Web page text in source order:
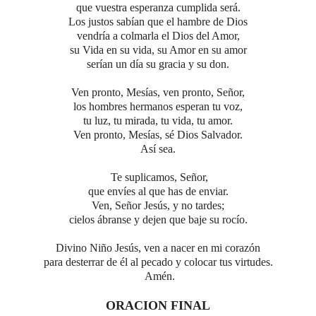
que vuestra esperanza cumplida será.
Los justos sabían que el hambre de Dios
vendría a colmarla el Dios del Amor,
su Vida en su vida, su Amor en su amor
serían un día su gracia y su don.
Ven pronto, Mesías, ven pronto, Señor,
los hombres hermanos esperan tu voz,
tu luz, tu mirada, tu vida, tu amor.
Ven pronto, Mesías, sé Dios Salvador.
Así sea.
Te suplicamos, Señor,
que envíes al que has de enviar.
Ven, Señor Jesús, y no tardes;
cielos ábranse y dejen que baje su rocío.
Divino Niño Jesús, ven a nacer en mi corazón
para desterrar de él al pecado y colocar tus virtudes.
Amén.
ORACION FINAL